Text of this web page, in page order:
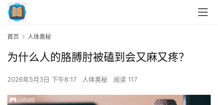
首页 人体奥秘
为什么人的胳膊肘被磕到会又麻又疼？
2026年5月3日 下午8:17 人体奥秘 阅读 117